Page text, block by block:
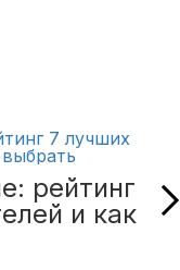
рейтинг
и как